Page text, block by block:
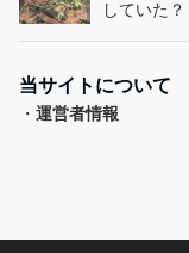
していた？
当サイトについて
・ 運営者情報